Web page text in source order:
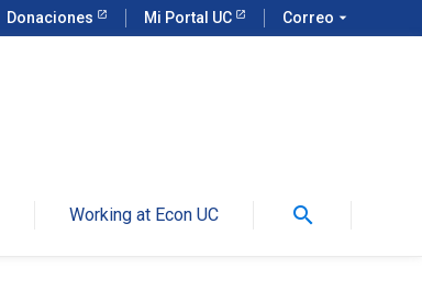
Donaciones Mi Portal UC Correo arrow_drop_down
Working at Econ UC search